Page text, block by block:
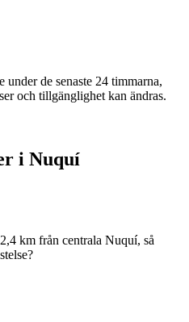
de senaste 24 timmarna,
och tillgänglighet kan ändras.
i Nuquí
km från centrala Nuquí, så